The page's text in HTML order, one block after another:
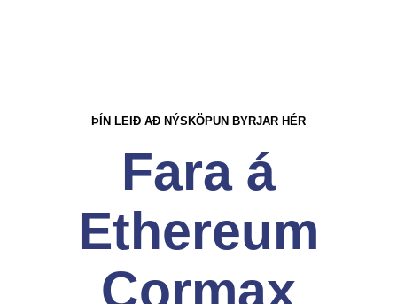
ÞÍN LEIÐ AÐ NÝSKÖPUN BYRJAR HÉR
Fara á
Ethereum
Cormax